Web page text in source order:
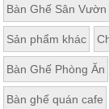
Thất
Phòng
Ăn
Bàn
ăn,
ghế
ăn,
Bàn Ghế Sân Vườn
Sản phẩm khác
Bàn Ghế Phòng Ăn
Bàn ghế quán cafe